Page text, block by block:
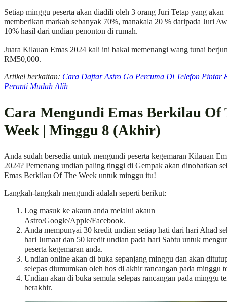
Setiap minggu peserta akan diadili oleh 3 orang Juri Tetap yang akan
memberikan markah sebanyak 70%, manakala 20 % daripada Juri
10% hasil dari undian penonton di rumah.
Juara Kilauan Emas 2024 kali ini bakal memenangi wang tunai
RM50,000.
Artikel berkaitan: Cara Daftar Astro Go Percuma Di Telefon Pintar
Peranti Mudah Alih
Cara Mengundi Emas Berkilau Of
Week | Minggu 8 (Akhir)
Anda sudah bersedia untuk mengundi peserta kegemaran Kilauan
2024? Pemenang undian paling tinggi di Gempak akan dinobatkan
Emas Berkilau Of The Week untuk minggu itu!
Langkah-langkah mengundi adalah seperti berikut:
Log masuk ke akaun anda melalui akaun
Astro/Google/Apple/Facebook.
Anda mempunyai 30 kredit undian setiap hati dari hari Ahad
hari Jumaat dan 50 kredit undian pada hari Sabtu untuk
peserta kegemaran anda.
Undian online akan di buka sepanjang minggu dan akan
selepas diumumkan oleh hos di akhir rancangan pada minggu
Undian akan di buka semula selepas rancangan pada minggu
berakhir.